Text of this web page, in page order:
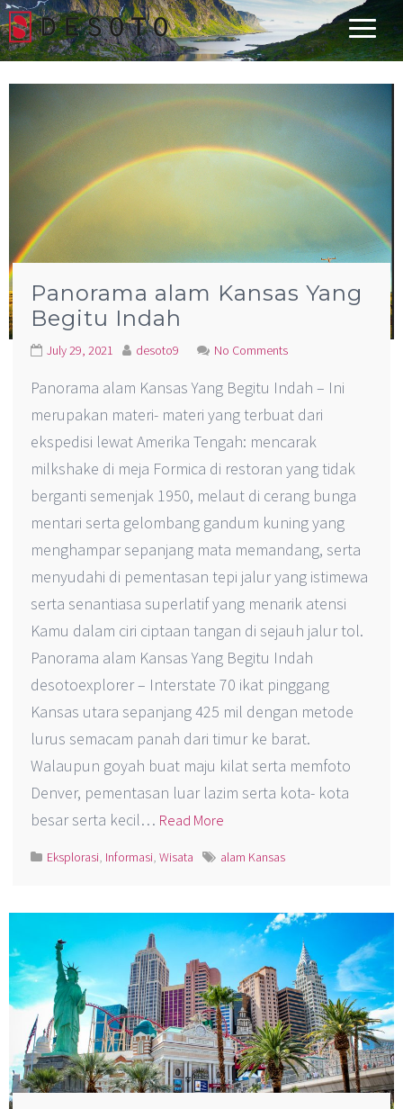
Desoto Explorer
Panorama alam Kansas Yang
Begitu Indah
July 29, 2021 desoto9 No Comments
Panorama alam Kansas Yang Begitu Indah – Ini
merupakan materi- materi yang terbuat dari
ekspedisi lewat Amerika Tengah: mencarak
milkshake di meja Formica di restoran yang tidak
berganti semenjak 1950, melaut di cerang bunga
mentari serta gelombang gandum kuning yang
menghampar sepanjang mata memandang, serta
menyudahi di pementasan tepi jalur yang istimewa
serta senantiasa superlatif yang menarik atensi
Kamu dalam ciri ciptaan tangan di sejauh jalur tol.
Panorama alam Kansas Yang Begitu Indah
desotoexplorer – Interstate 70 ikat pinggang
Kansas utara sepanjang 425 mil dengan metode
lurus semacam panah dari timur ke barat.
Walaupun goyah buat maju kilat serta memfoto
Denver, pementasan luar lazim serta kota- kota
besar serta kecil… Read More
Eksplorasi, Informasi,Wisata alam Kansas